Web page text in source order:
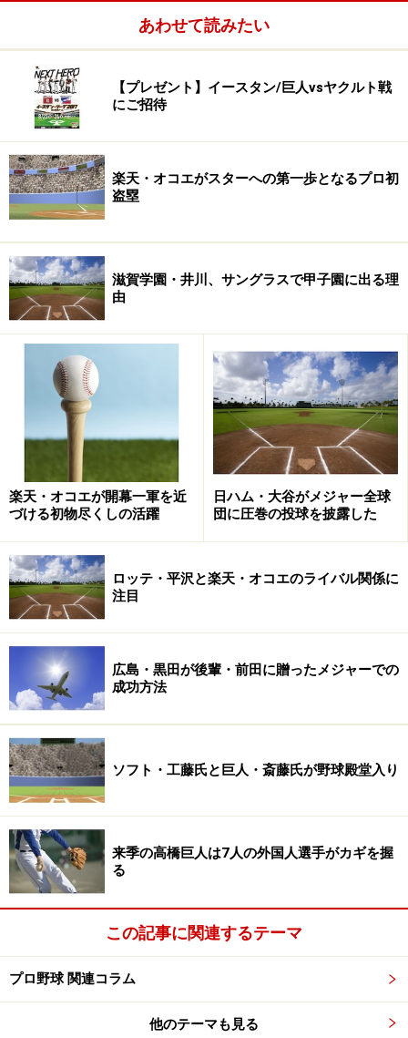
それが、DeNA退団後、BCリーグ群馬で選手兼打撃コー
者の道を歩み始め、念願のNPB球団での監督に就任する
と、心境に変化。「現役時代は多くのファンを喜ばせて
きた、監督になった今は筒香、梶谷ら選手にお願いした
い」と自身のパフォーマンスは封印し、勝てるチーム作
りに専念することを誓った。
外国人監督史上、もっとも日本の野球を熟
知するラミレス氏
日本プロ野球での外国人監督は、与那嶺要（中日）を始
め、ルーツ（広島）、ブレイザー（阪神、南海）、バレ
ンタイン（ロッテ）、ヒルマン（日本ハム）、レオン
（オリックス）、ブラウン（広島、楽天）、コリンズ
（オリックス）らがいたが、ラミレス氏ほど日本の野球
を熟知している人間はいない。しかも、データ重視、研
究熱心、頭脳的プレースタイルで有名だった。選手を細
かい点から改善していける力を持っていることも評価さ
れての招へいである。
DeNAは中畑監督が指揮を執った4年間、6位、5位、5
位、6位とAクラス入りはなかったものの、今季は前半戦
を首位でターン。主催71試合の観客動員も昨季の156万
4528人から181万3800人と増加し、大入り回数は20回増
の43回、チケット完売数は12回増の22回と球団最多とな
負けないくらいの明るさを持つラミレス氏なだけに観客
動員も右肩上がりが期待できる。
2年契約で年俸は7000万円、背番号は「80」に決まった
ラミレス氏。「たくさん本塁打を打てる選手よりも、走
あわせて読みたい
【プレゼント】イースタン/巨人vsヤクルト戦
にご招待
楽天・オコエがスターへの第一歩となるプロ初
盗塁
滋賀学園・井川、サングラスで甲子園に出る理
由
楽天・オコエが開幕一軍を近
づける初物尽くしの活躍
日ハム・大谷がメジャー全球
団に圧巻の投球を披露した
ロッテ・平沢と楽天・オコエのライバル関係に
注目
広島・黒田が後輩・前田に贈ったメジャーでの
成功方法
ソフト・工藤氏と巨人・斎藤氏が野球殿堂入り
来季の高橋巨人は7人の外国人選手がカギを握
る
この記事に関連するテーマ
プロ野球 関連コラム
他のテーマも見る